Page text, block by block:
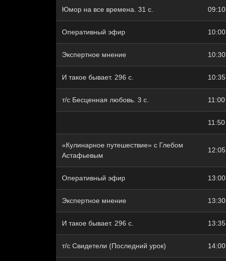
Юмор на все времена. 31 с. 09:10
Оперативный эфир 10:00
Экспертное мнение 10:30
И такое бывает. 296 с. 10:35
т/с Бесценная любовь. 3 с. 11:00
11:50
«Кулинарное путешествие» с Глебом
Астафьевым
12:05
Оперативный эфир 13:00
Экспертное мнение 13:30
И такое бывает. 296 с. 13:35
т/с Свидетели (Последний урок) 14:00